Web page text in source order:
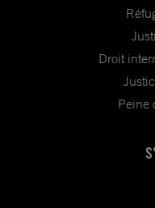
Droit
Peine